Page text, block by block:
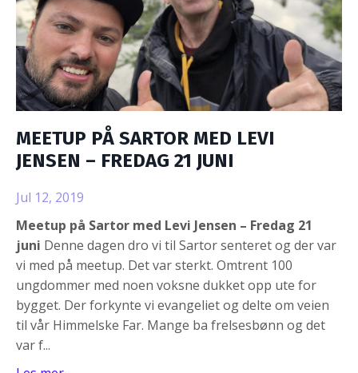
MEETUP PÅ SARTOR MED LEVI
JENSEN – FREDAG 21 JUNI
Jul 12, 2019
Meetup på Sartor med Levi Jensen – Fredag 21
juni Denne dagen dro vi til Sartor senteret og der var
vi med på meetup. Det var sterkt. Omtrent 100
ungdommer med noen voksne dukket opp ute for
bygget. Der forkynte vi evangeliet og delte om veien
til vår Himmelske Far. Mange ba frelsesbønn og det
var f...